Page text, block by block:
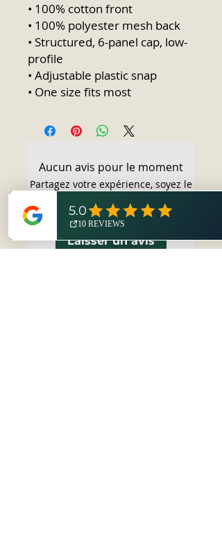
• 100% cotton front
• 100% polyester mesh back
• Structured, 6-panel cap, low-
profile
• Adjustable plastic snap
• One size fits most
Aucun avis pour le moment
Partagez votre expérience, soyez le
Laisser un avis